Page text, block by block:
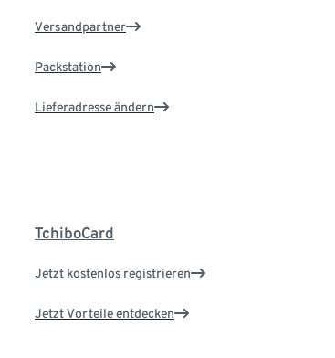
Versandpartner
Packstation
Lieferadresse ändern
TchiboCard
Jetzt kostenlos registrieren
Jetzt Vorteile entdecken